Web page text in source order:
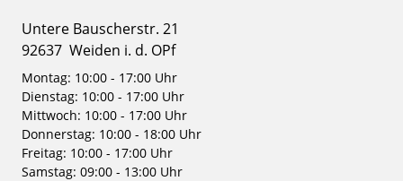
Untere Bauscherstr. 21
92637 Weiden i. d. OPf
Montag: 10:00 - 17:00 Uhr
Dienstag: 10:00 - 17:00 Uhr
Mittwoch: 10:00 - 17:00 Uhr
Donnerstag: 10:00 - 18:00 Uhr
Freitag: 10:00 - 17:00 Uhr
Samstag: 09:00 - 13:00 Uhr